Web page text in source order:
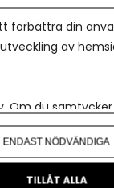
bedömer
förbättra din
av
. Om du
hittar du den
ENDAST NÖDVÄNDIGA
TILLÅT ALLA